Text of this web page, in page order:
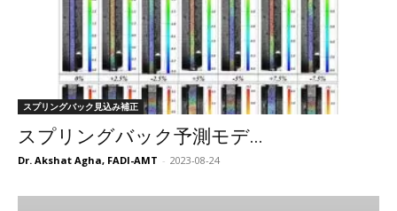
スプリングバック見込み補正
スプリングバック予測モデ...
Dr. Akshat Agha, FADI-AMT - 2023-08-24